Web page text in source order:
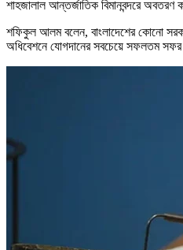
শাহজালাল আন্তর্জাতিক বিমানবন্দরে অবতরণ
শফিকুল আলম বলেন, বাংলাদেশের কোনো
অধিবেশনে যোগদানের সবচেয়ে সফলতম সফর